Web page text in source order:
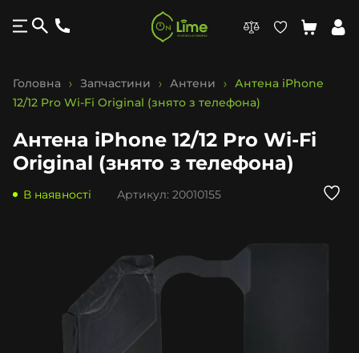
Головна Запчастини Антени
Антена iPhone
12/12 Pro Wi-Fi Original (знято з телефона)
Антена iPhone 12/12 Pro Wi-Fi
Original (знято з телефона)
В наявності Артикул: 20010155